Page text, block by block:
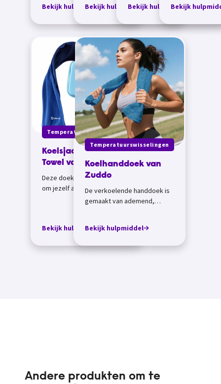
Bekijk hulpmiddelBekijk hulpmiddelBekijk hulpmiddel
Bekijk
Temperatuurswisselingen
Koelsjaal Bodycool
Towel van INUTEQ
Deze doek of sjaal is bedoeld
om jezelf af te koelen.
Bijvoorbeeld door de sjaal in
Bekijk hulpmiddel
Temperatuurswisselingen
Koelhanddoek van
Zuddo
De verkoelende handdoek is
gemaakt van ademend,
verdampen. Het vocht in...
Bekijk hulpmiddel
Andere produkten om te